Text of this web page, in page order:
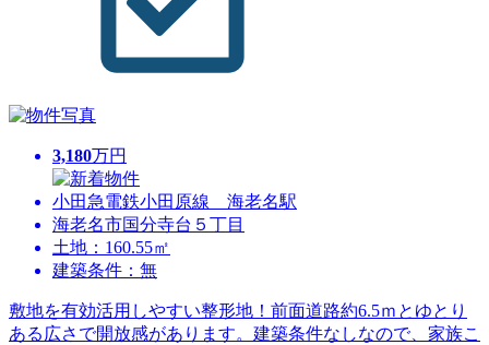
3,180万円
小田急電鉄小田原線 海老名駅
海老名市国分寺台５丁目
土地：160.55㎡
建築条件：無
敷地を有効活用しやすい整形地！前面道路約6.5ｍとゆとり
ある広さで開放感があります。建築条件なしなので、家族こ